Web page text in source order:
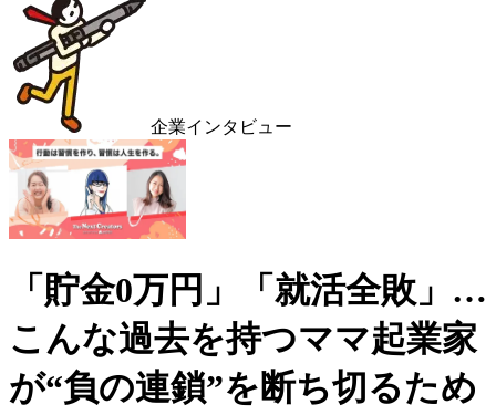
企業インタビュー
「貯金0万円」「就活全敗」…
こんな過去を持つママ起業家
が“負の連鎖”を断ち切るため